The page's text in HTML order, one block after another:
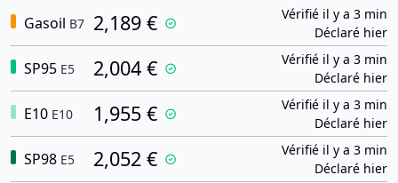
Gasoil B7 2,189 €
Vérifié il y a 3 min
Déclaré hier
SP95 E5 2,004 €
Vérifié il y a 3 min
Déclaré hier
E10 E10 1,955 €
Vérifié il y a 3 min
Déclaré hier
SP98 E5 2,052 €
Vérifié il y a 3 min
Déclaré hier